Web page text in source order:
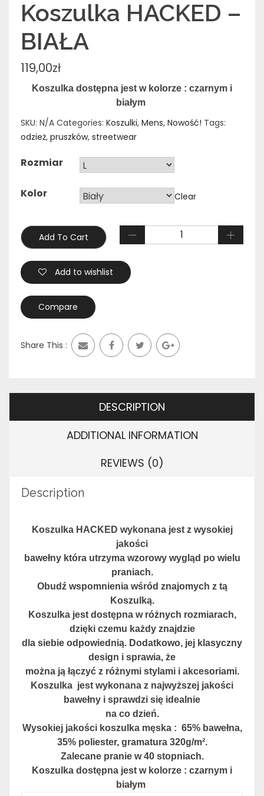
Koszulka HACKED –
BIAŁA
119,00zł
Koszulka dostępna jest w kolorze : czarnym i
białym
SKU: N/A Categories: Koszulki, Mens, Nowość! Tags:
odzież, pruszków, streetwear
Rozmiar
Kolor Clear
Add To Cart
Add to wishlist
Compare
Share This :
DESCRIPTION
ADDITIONAL INFORMATION
REVIEWS (0)
Description
Koszulka HACKED wykonana jest z wysokiej
jakości
bawełny która utrzyma wzorowy wygląd po wielu
praniach.
Obudź wspomnienia wśród znajomych z tą
Koszulką.
Koszulka jest dostępna w różnych rozmiarach,
dzięki czemu każdy znajdzie
dla siebie odpowiednią. Dodatkowo, jej klasyczny
design i sprawia, że
można ją łączyć z różnymi stylami i akcesoriami.
Koszulka jest wykonana z najwyższej jakości
bawełny i sprawdzi się idealnie
na co dzień.
Wysokiej jakości koszulka męska : 65% bawełna,
35% poliester, gramatura 320g/m².
Zalecane pranie w 40 stopniach.
Koszulka dostępna jest w kolorze : czarnym i
białym